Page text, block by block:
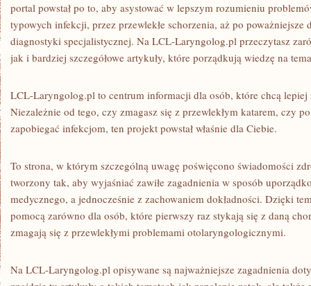
portal powstał po to, aby asystować w lepszym rozumieniu
typowych infekcji, przez przewlekłe schorzenia, aż po poważniejsze
diagnostyki specjalistycznej. Na LCL-Laryngolog.pl przeczytasz
jak i bardziej szczegółowe artykuły, które porządkują wiedzę na
LCL-Laryngolog.pl to centrum informacji dla osób, które chcą lepiej
Niezależnie od tego, czy zmagasz się z przewlekłym katarem, czy
zapobiegać infekcjom, ten projekt powstał właśnie dla Ciebie.
To strona, w którym szczególną uwagę poświęcono świadomości
tworzony tak, aby wyjaśniać zawiłe zagadnienia w sposób
medycznego, a jednocześnie z zachowaniem dokładności. Dzięki
pomocą zarówno dla osób, które pierwszy raz stykają się z daną
zmagają się z przewlekłymi problemami otolaryngologicznymi.
Na LCL-Laryngolog.pl opisywane są najważniejsze zagadnienia